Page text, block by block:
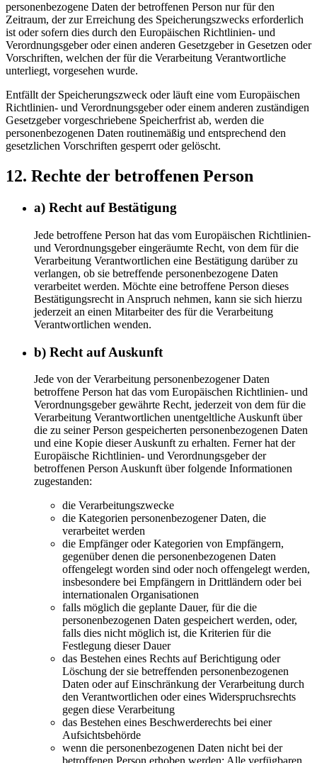
personenbezogene Daten der betroffenen Person nur für den
Zeitraum, der zur Erreichung des Speicherungszwecks erforderlich
ist oder sofern dies durch den Europäischen Richtlinien- und
Verordnungsgeber oder einen anderen Gesetzgeber in Gesetzen oder
Vorschriften, welchen der für die Verarbeitung Verantwortliche
unterliegt, vorgesehen wurde.
Entfällt der Speicherungszweck oder läuft eine vom Europäischen
Richtlinien- und Verordnungsgeber oder einem anderen zuständigen
Gesetzgeber vorgeschriebene Speicherfrist ab, werden die
personenbezogenen Daten routinemäßig und entsprechend den
gesetzlichen Vorschriften gesperrt oder gelöscht.
12. Rechte der betroffenen Person
a) Recht auf Bestätigung
Jede betroffene Person hat das vom Europäischen Richtlinien-
und Verordnungsgeber eingeräumte Recht, von dem für die
Verarbeitung Verantwortlichen eine Bestätigung darüber zu
verlangen, ob sie betreffende personenbezogene Daten
verarbeitet werden. Möchte eine betroffene Person dieses
Bestätigungsrecht in Anspruch nehmen, kann sie sich hierzu
jederzeit an einen Mitarbeiter des für die Verarbeitung
Verantwortlichen wenden.
b) Recht auf Auskunft
Jede von der Verarbeitung personenbezogener Daten
betroffene Person hat das vom Europäischen Richtlinien- und
Verordnungsgeber gewährte Recht, jederzeit von dem für die
Verarbeitung Verantwortlichen unentgeltliche Auskunft über
die zu seiner Person gespeicherten personenbezogenen Daten
und eine Kopie dieser Auskunft zu erhalten. Ferner hat der
Europäische Richtlinien- und Verordnungsgeber der
betroffenen Person Auskunft über folgende Informationen
zugestanden:
die Verarbeitungszwecke
die Kategorien personenbezogener Daten, die
verarbeitet werden
die Empfänger oder Kategorien von Empfängern,
gegenüber denen die personenbezogenen Daten
offengelegt worden sind oder noch offengelegt werden,
insbesondere bei Empfängern in Drittländern oder bei
internationalen Organisationen
falls möglich die geplante Dauer, für die die
personenbezogenen Daten gespeichert werden, oder,
falls dies nicht möglich ist, die Kriterien für die
Festlegung dieser Dauer
das Bestehen eines Rechts auf Berichtigung oder
Löschung der sie betreffenden personenbezogenen
Daten oder auf Einschränkung der Verarbeitung durch
den Verantwortlichen oder eines Widerspruchsrechts
gegen diese Verarbeitung
das Bestehen eines Beschwerderechts bei einer
Aufsichtsbehörde
wenn die personenbezogenen Daten nicht bei der